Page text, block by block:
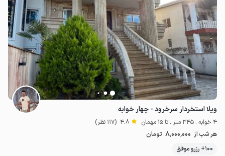
ویلا استخردار سرخرود - چهار خوابه
4 خوابه . 345 متر . تا 15 مهمان 4.8 (117 نظر)
هر شب از 8٬000٬000 تومان
100+ رزرو موفق